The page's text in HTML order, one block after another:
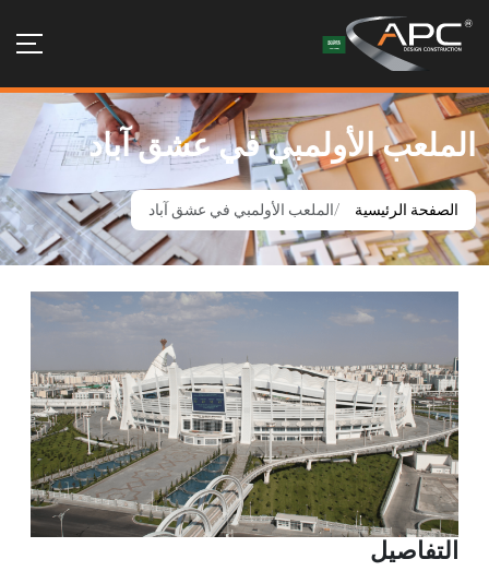
الملعب الأولمبي في عشق آباد
الصفحة الرئيسية الملعب الأولمبي في عشق آباد
التفاصيل